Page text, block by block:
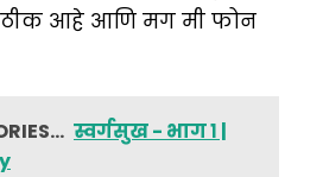
ठीक आहे आणि मग मी फोन
स्वर्गसुख - भाग १ |